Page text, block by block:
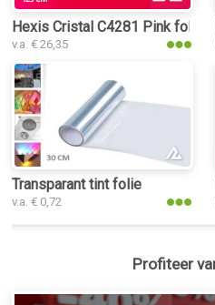
Hexis Cristal C4281 Pink folie
v.a. € 26,35
Transparant tint folie
v.a. € 0,72
Profiteer